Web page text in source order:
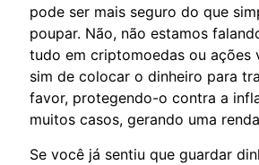
pode ser mais seguro do que
poupar. Não, não estamos
tudo em criptomoedas ou ações
sim de colocar o dinheiro para
favor, protegendo-o contra a
muitos casos, gerando uma
Se você já sentiu que guardar